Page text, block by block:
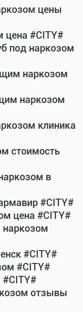
цены
цена #CITY#
под наркозом
наркозом
наркозом
клиника
стоимость
в
#CITY#
цена #CITY#
#CITY#
#CITY#
#CITY#
отзывы